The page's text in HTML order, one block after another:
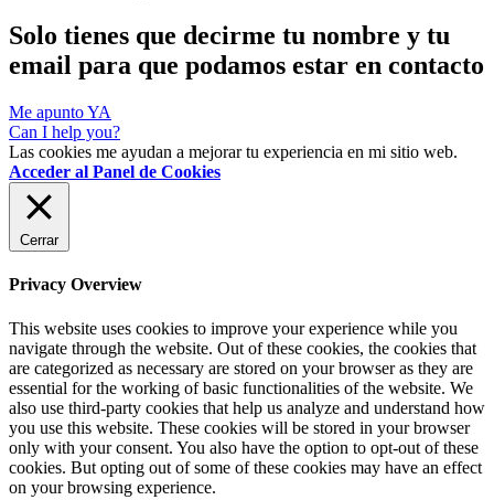
Solo tienes que decirme tu nombre y tu
email para que podamos estar en contacto
Me apunto YA
Can I help you?
Las cookies me ayudan a mejorar tu experiencia en mi sitio web.
Acceder al Panel de Cookies
Cerrar
Privacy Overview
This website uses cookies to improve your experience while you
navigate through the website. Out of these cookies, the cookies that
are categorized as necessary are stored on your browser as they are
essential for the working of basic functionalities of the website. We
also use third-party cookies that help us analyze and understand how
you use this website. These cookies will be stored in your browser
only with your consent. You also have the option to opt-out of these
cookies. But opting out of some of these cookies may have an effect
on your browsing experience.